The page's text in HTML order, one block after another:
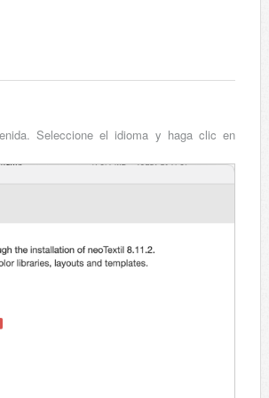
Seleccione el idioma y haga clic en